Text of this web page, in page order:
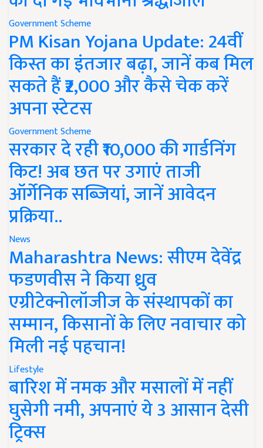
Government Scheme
PM Kisan Yojana Update: 24वीं
किस्त का इंतजार बढ़ा, जानें कब मिल
सकते हैं ₹2,000 और कैसे चेक करें
अपना स्टेटस
Government Scheme
सरकार दे रही ₹10,000 की गार्डनिंग
किट! अब छत पर उगाएं ताजी
ऑर्गेनिक सब्जियां, जानें आवेदन
प्रक्रिया..
News
Maharashtra News: सीएम देवेंद्र
फडणवीस ने किया ध्रुव
एग्रीटेक्नोलॉजीज के संस्थापकों का
सम्मान, किसानों के लिए नवाचार को
मिली नई पहचान!
Lifestyle
बारिश में नमक और मसालों में नहीं
घुसेगी नमी, अपनाएं ये 3 आसान देसी
ट्रिक्स